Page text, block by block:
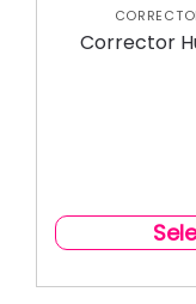
Corrector